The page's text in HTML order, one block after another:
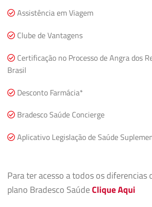
Assistência em Viagem
Clube de Vantagens
Certificação no Processo de Angra dos
Brasil
Desconto Farmácia*
Bradesco Saúde Concierge
Aplicativo Legislação de Saúde
Para ter acesso a todos os diferencias
plano Bradesco SaúdeClique Aqui